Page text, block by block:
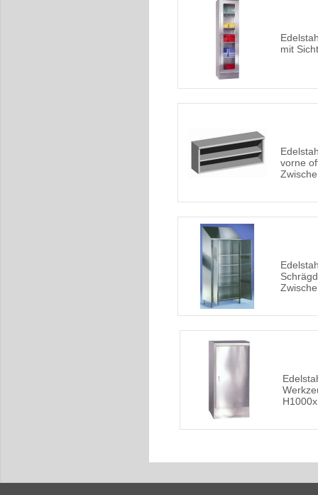
mit
vorne